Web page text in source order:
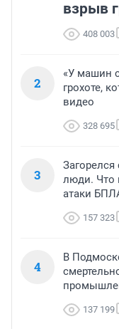
взрыв
408 003
2
«У машин
грохоте,
видео
328 695
3
Загорелся
люди. Что
атаки
157 323
4
В
137 199